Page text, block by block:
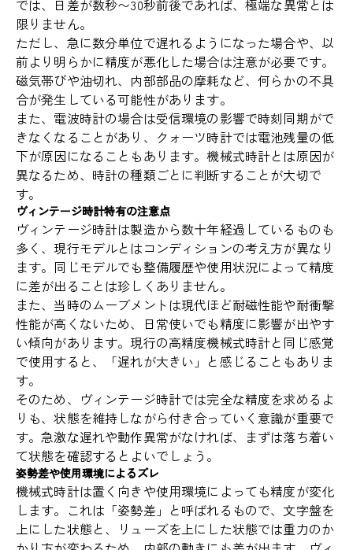
では、日差が数秒〜30秒前後であれば、極端な異常とは
限りません。
ただし、急に数分単位で遅れるようになった場合や、以
前より明らかに精度が悪化した場合は注意が必要です。
磁気帯びや油切れ、内部部品の摩耗など、何らかの不具
合が発生している可能性があります。
また、電波時計の場合は受信環境の影響で時刻同期がで
きなくなることがあり、クォーツ時計では電池残量の低
下が原因になることもあります。機械式時計とは原因が
異なるため、時計の種類ごとに判断することが大切で
す。
ヴィンテージ時計特有の注意点
ヴィンテージ時計は製造から数十年経過しているものも
多く、現行モデルとはコンディションの考え方が異なり
ます。同じモデルでも整備履歴や使用状況によって精度
に差が出ることは珍しくありません。
また、当時のムーブメントは現代ほど耐磁性能や耐衝撃
性能が高くないため、日常使いでも精度に影響が出やす
い傾向があります。現行の高精度機械式時計と同じ感覚
で使用すると、「遅れが大きい」と感じることもありま
す。
そのため、ヴィンテージ時計では完全な精度を求めるよ
りも、状態を維持しながら付き合っていく意識が重要で
す。急激な遅れや動作異常がなければ、まずは落ち着い
て状態を確認するとよいでしょう。
姿勢差や使用環境によるズレ
機械式時計は置く向きや使用環境によっても精度が変化
します。これは「姿勢差」と呼ばれるもので、文字盤を
上にした状態と、リューズを上にした状態では重力のか